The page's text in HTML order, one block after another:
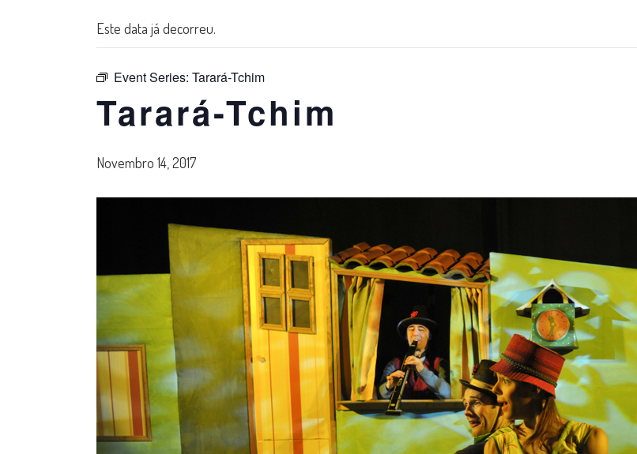
Este data já decorreu.
Event Series: Tarará-Tchim
Tarará-Tchim
Novembro 14, 2017